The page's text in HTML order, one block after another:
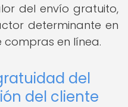
del envío gratuito,
determinante en
compras en línea.
del
del cliente